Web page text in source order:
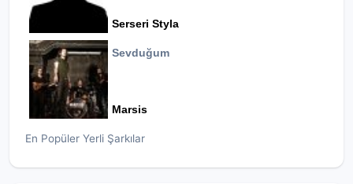
Serseri Styla
Sevduğum
Marsis
En Popüler Yerli Şarkılar